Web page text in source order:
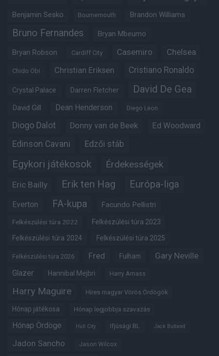
Benjamin Sesko Bournemouth Brandon Williams
Bruno Fernandes Bryan Mbeumo
Bryan Robson Cardiff City Casemiro Chelsea
Chido Obi Christian Eriksen Cristiano Ronaldo
Crystal Palace Darren Fletcher David De Gea
David Gill Dean Henderson Diego Leon
Diogo Dalot Donny van de Beek Ed Woodward
Edinson Cavani Edzői stáb
Egykori játékosok Érdekességek
Eric Bailly Erik ten Hag Európa-liga
Everton FA-kupa Facundo Pellistri
Felkészülési túra 2022 Felkészülési túra 2023
Felkészülési túra 2024 Felkészülési túra 2025
Felkészülési túra 2026 Fred Fulham Gary Neville
Glazer Hannibal Mejbri Harry Amass
Harry Maguire Híres magyar Vörös Ördögök
Hónap játékosa Hónap legjobbja szavazás
Hónap Ördöge Hull City Ifjúsági BL Jack Butland
Jadon Sancho Jason Wilcox